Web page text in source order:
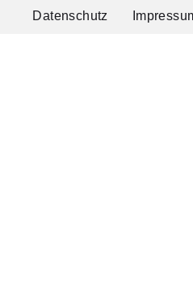
Datenschutz